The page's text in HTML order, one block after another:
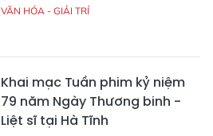
VĂN HÓA - GIẢI TRÍ
Khai mạc Tuần phim kỷ niệm
79 năm Ngày Thương binh -
Liệt sĩ tại Hà Tĩnh